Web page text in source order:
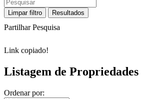
Limpar filtro Resultados
Partilhar Pesquisa
Link copiado!
Listagem de Propriedades
Ordenar por: